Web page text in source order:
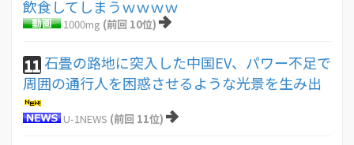
飲食してしまうｗｗｗｗ
1000mg (前回 10位)
11石畳の路地に突入した中国EV、パワー不足で
周囲の通行人を困惑させるような光景を生み出
U-1NEWS (前回 11位)